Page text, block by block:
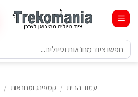
content
חיפוש
עבור:
עמוד הבית / קמפינג ומחנאות /